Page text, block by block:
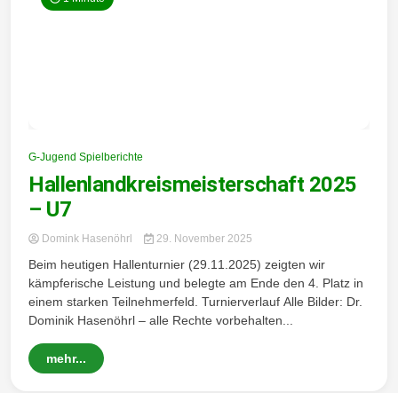
G-Jugend Spielberichte
Hallenlandkreismeisterschaft 2025
– U7
Domink Hasenöhrl 29. November 2025
Beim heutigen Hallenturnier (29.11.2025) zeigten wir
kämpferische Leistung und belegte am Ende den 4. Platz in
einem starken Teilnehmerfeld. Turnierverlauf Alle Bilder: Dr.
Dominik Hasenöhrl – alle Rechte vorbehalten...
mehr...